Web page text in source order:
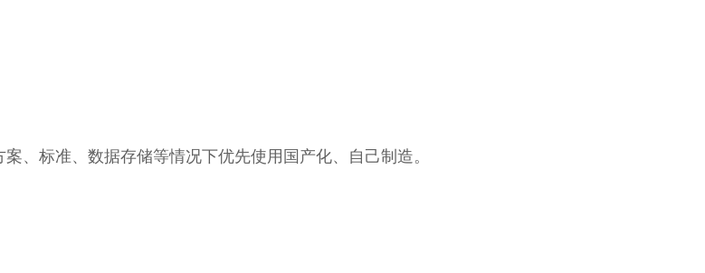
、标准、数据存储等情况下优先使用国产化、自己制造。